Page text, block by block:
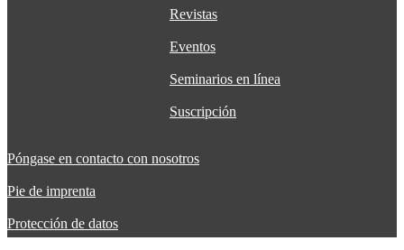
Revistas
Eventos
Seminarios en línea
Suscripción
Póngase en contacto con nosotros
Pie de imprenta
Protección de datos